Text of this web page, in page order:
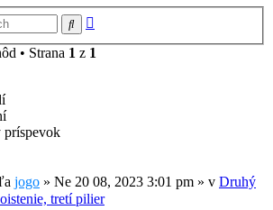
Hľadať
• Strana 1 z 1
príspevok
jogo » Ne 20 08, 2023 3:01 pm » v Druhý
tretí pilier